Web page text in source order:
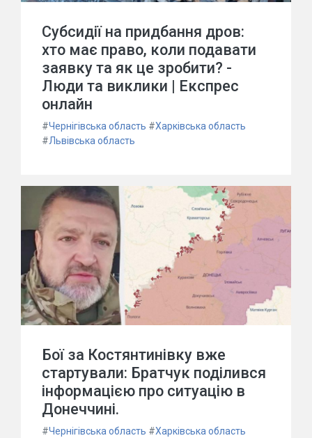
Субсидії на придбання дров:
хто має право, коли подавати
заявку та як це зробити? -
Люди та виклики | Експрес
онлайн
#Чернігівська область #Харківська область
#Львівська область
Бої за Костянтинівку вже
стартували: Братчук поділився
інформацією про ситуацію в
Донеччині.
#Чернігівська область #Харківська область